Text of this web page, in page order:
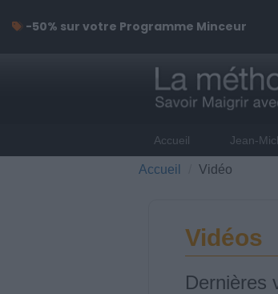
Accueil Jean-
Accueil Vidéo
Vidéos
Dernières
-50% sur votre Programme Minceur